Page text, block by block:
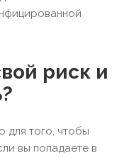
риск и
для того, чтобы
вы попадаете в